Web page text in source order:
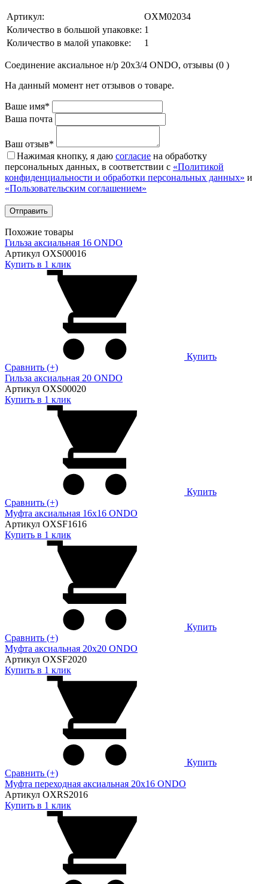
Артикул:
OXM02034
Количество в большой упаковке: 1
Количество в малой упаковке:
1
Соединение аксиальное н/р 20х3/4 ONDO, отзывы (0 )
На данный момент нет отзывов о товаре.
Ваше имя*
Ваша почта
Ваш отзыв*
Нажимая кнопку, я даю согласие на обработку
персональных данных, в соответствии с «Политикой
конфиденциальности и обработки персональных данных» и
«Пользовательским соглашением»
Похожие товары
Гильза аксиальная 16 ONDO
Артикул OXS00016
Купить в 1 клик
Купить
Сравнить (+)
Гильза аксиальная 20 ONDO
Артикул OXS00020
Купить в 1 клик
Купить
Сравнить (+)
Муфта аксиальная 16х16 ONDO
Артикул OXSF1616
Купить в 1 клик
Купить
Сравнить (+)
Муфта аксиальная 20х20 ONDO
Артикул OXSF2020
Купить в 1 клик
Купить
Сравнить (+)
Муфта переходная аксиальная 20х16 ONDO
Артикул OXRS2016
Купить в 1 клик